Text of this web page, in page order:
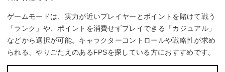
ゲームモードは、実力が近いプレイヤーとポイントを賭けて戦う
「ランク」や、ポイントを消費せずプレイできる「カジュアル」
などから選択が可能。キャラクターコントロールや戦略性が求め
られる、やりごたえのあるFPSを探している方におすすめです。